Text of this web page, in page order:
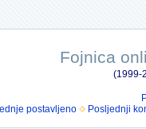
Fojnica
(1999-
postavljeno Posljednji